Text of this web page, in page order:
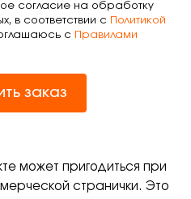
согласие на обработку
в соответствии с Политикой
с Правилами
заказ
может пригодиться при
странички. Это